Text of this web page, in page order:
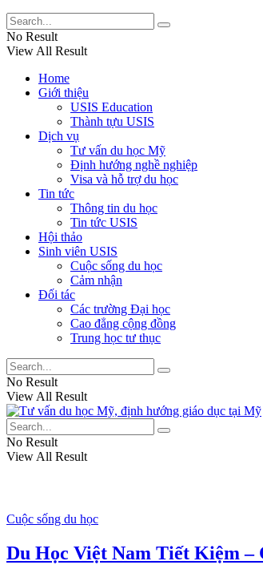
No Result
View All Result
Home
Giới thiệu
USIS Education
Thành tựu USIS
Dịch vụ
Tư vấn du học Mỹ
Định hướng nghề nghiệp
Visa và hỗ trợ du học
Tin tức
Thông tin du học
Tin tức USIS
Hội thảo
Sinh viên USIS
Cuộc sống du học
Cảm nhận
Đối tác
Các trường Đại học
Cao đẳng cộng đồng
Trung học tư thục
No Result
View All Result
No Result
View All Result
Cuộc sống du học
Du Học Việt Nam Tiết Kiệm –